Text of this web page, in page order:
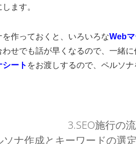
します。
作っておくと、いろいろなWeb
わせでも話が早くなるので、一緒
ート をお渡しするので、ペルソ
3.SEO施行の流
ソナ作成とキーワードの選